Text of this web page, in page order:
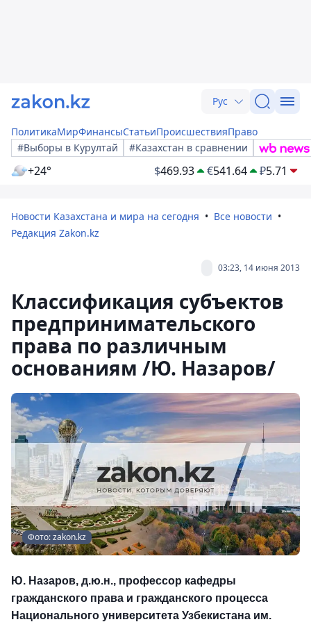
Рус
ПолитикаМирФинансыСтатьиПроисшествияПраво
#Выборы в Курултай
#Казахстан в сравнении
+24° $469.93 €541.64 ₽5.71
Новости Казахстана и мира на сегодня
Все новости
Редакция Zakon.kz
03:23, 14 июня 2013
Классификация субъектов
предпринимательского
права по различным
основаниям /Ю. Назаров/
Фото: zakon.kz
Ю. Назаров, д.ю.н., профессор кафедры
гражданского права и гражданского процесса
Национального университета Узбекистана им.